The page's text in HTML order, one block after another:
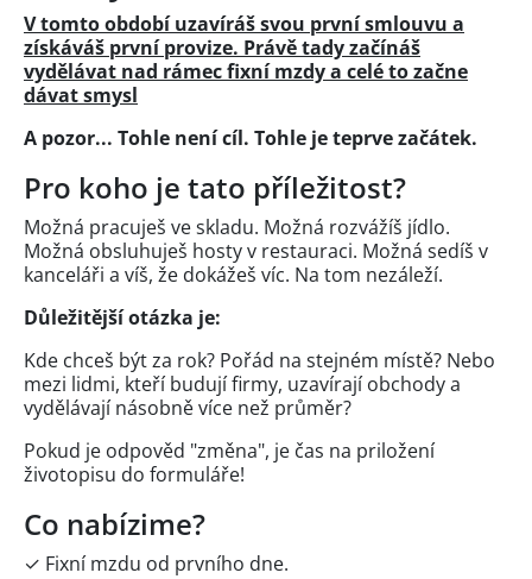
V tomto období uzavíráš svou první smlouvu a
získáváš první provize. Právě tady začínáš
vydělávat nad rámec fixní mzdy a celé to začne
dávat smysl
A pozor... Tohle není cíl. Tohle je teprve začátek.
Pro koho je tato příležitost?
Možná pracuješ ve skladu. Možná rozvážíš jídlo.
Možná obsluhuješ hosty v restauraci. Možná sedíš v
kanceláři a víš, že dokážeš víc. Na tom nezáleží.
Důležitější otázka je:
Kde chceš být za rok? Pořád na stejném místě? Nebo
mezi lidmi, kteří budují firmy, uzavírají obchody a
vydělávají násobně více než průměr?
Pokud je odpověd "změna", je čas na priložení
životopisu do formuláře!
Co nabízime?
✓ Fixní mzdu od prvního dne.